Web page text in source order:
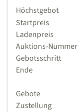
Höchstgebot
Startpreis
Ladenpreis
Auktions-Nummer
Gebotsschritt
Ende
Gebote
Zustellung